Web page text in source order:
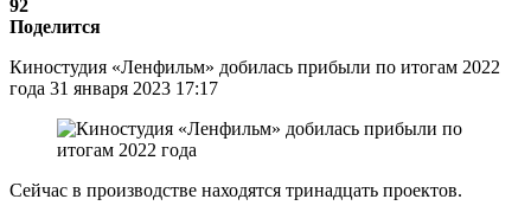
92
Поделится
Киностудия «Ленфильм» добилась прибыли по итогам 2022
года 31 января 2023 17:17
Сейчас в производстве находятся тринадцать проектов.